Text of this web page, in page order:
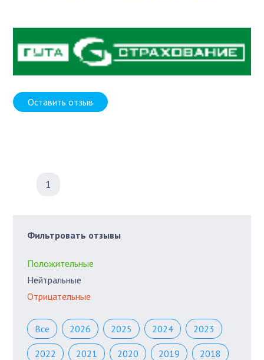
Оставить отзыв
1
Фильтровать отзывы
Положительные
Нейтральные
Отрицательные
Все 2026 2025 2024 2023
2022 2021 2020 2019 2018